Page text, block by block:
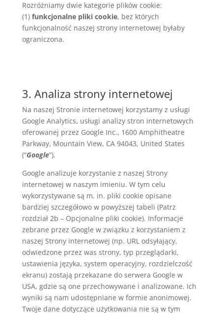
Rozróżniamy dwie kategorie plików cookie:
(1) funkcjonalne pliki cookie, bez których
funkcjonalność naszej strony internetowej byłaby
ograniczona.
3. Analiza strony internetowej
Na naszej Stronie internetowej korzystamy z usługi
Google Analytics, usługi analizy stron internetowych
oferowanej przez Google Inc., 1600 Amphitheatre
Parkway, Mountain View, CA 94043, United States
(“Google”).
Google analizuje korzystanie z naszej Strony
internetowej w naszym imieniu. W tym celu
wykorzystywane są m. in. pliki cookie opisane
bardziej szczegółowo w powyższej tabeli (Patrz
rozdział 2b – Opcjonalne pliki cookie). Informacje
zebrane przez Google w związku z korzystaniem z
naszej Strony internetowej (np. URL odsyłający,
odwiedzone przez was strony, typ przeglądarki,
ustawienia języka, system operacyjny, rozdzielczość
ekranu) zostają przekazane do serwera Google w
USA, gdzie są one przechowywane i analizowane. Ich
wyniki są nam udostępniane w formie anonimowej.
Twoje dane dotyczące użytkowania nie są w tym